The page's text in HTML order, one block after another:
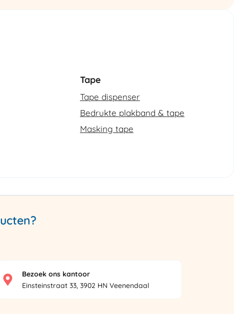
Tape
Tape dispenser
Bedrukte plakband & tape
Masking tape
Bezoek ons kantoor
Einsteinstraat 33, 3902 HN Veenendaal